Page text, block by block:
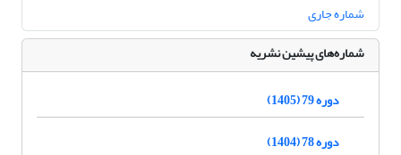
شماره جاری
شماره‌های پیشین نشریه
دوره 79 (1405)
دوره 78 (1404)